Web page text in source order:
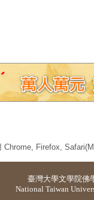
Chrome, Firefox,
臺灣大學文學院佛
National Taiwan